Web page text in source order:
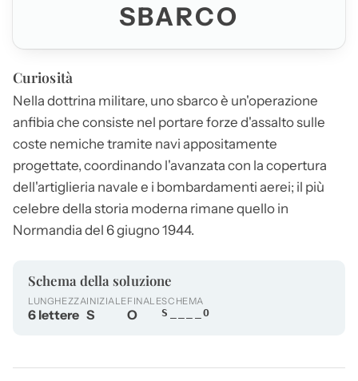
SBARCO
Curiosità
Nella dottrina militare, unosbarcoè un'operazione
anfibia che consiste nel portare forze d'assalto sulle
coste nemiche tramite navi appositamente
progettate, coordinando l'avanzata con la copertura
dell'artiglieria navale e i bombardamenti aerei; il più
celebre della storia moderna rimane quello in
Normandia del 6 giugno 1944.
Schema della soluzione
LUNGHEZZA
6 lettere
INIZIALE
S
FINALE
O
SCHEMA
S____O